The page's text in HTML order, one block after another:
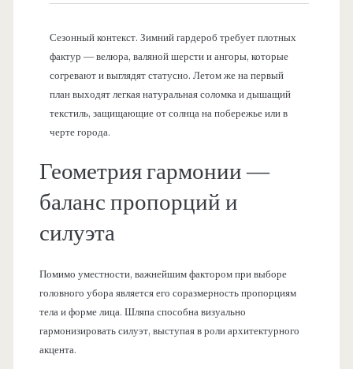
Сезонный контекст. Зимний гардероб требует плотных
фактур — велюра, валяной шерсти и ангоры, которые
согревают и выглядят статусно. Летом же на первый
план выходят легкая натуральная соломка и дышащий
текстиль, защищающие от солнца на побережье или в
черте города.
Геометрия гармонии —
баланс пропорций и
силуэта
Помимо уместности, важнейшим фактором при выборе
головного убора является его соразмерность пропорциям
тела и форме лица. Шляпа способна визуально
гармонизировать силуэт, выступая в роли архитектурного
акцента.